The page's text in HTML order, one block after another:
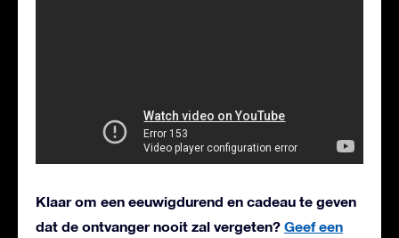
Klaar om een eeuwigdurend en cadeau te geven
dat de ontvanger nooit zal vergeten? Geef een